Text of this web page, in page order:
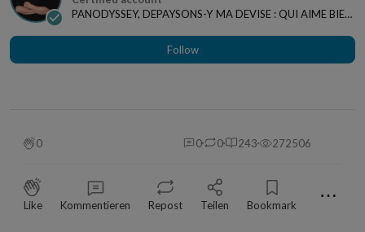
PANODYSSEY, DEPAYSONS-Y MA DEVISE : QUI AIME BIEN,
Follow
0 0 0 243 272506
Like Kommentieren Repost Teilen Bookmark ⋯